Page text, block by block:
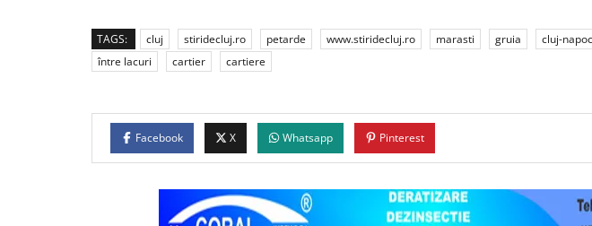
TAGS: cluj stiridecluj.ro petarde www.stiridecluj.ro marasti gruia cluj-
între lacuri
cartier cartiere
Facebook X Whatsapp Pinterest